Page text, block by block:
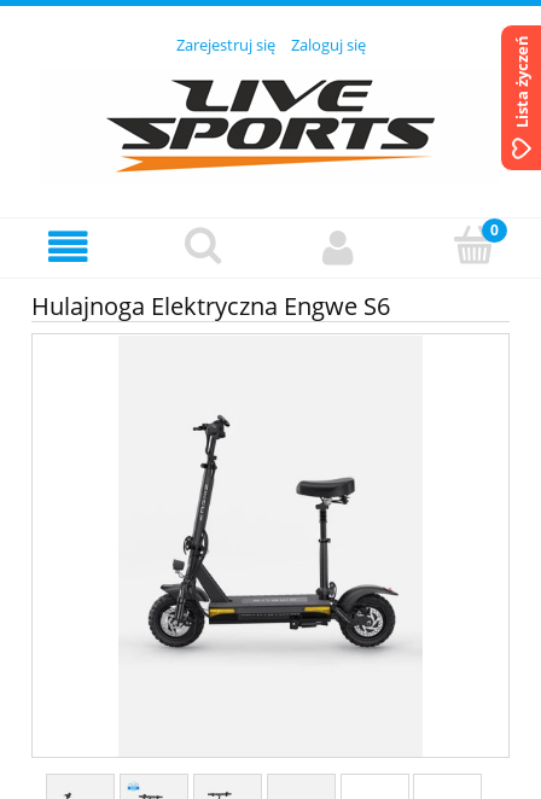
Zarejestruj się Zaloguj się
Hulajnoga Elektryczna Engwe S6
Lista życzeń